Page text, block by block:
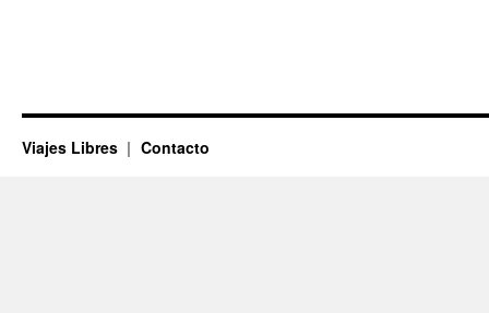
Viajes Libres Contacto